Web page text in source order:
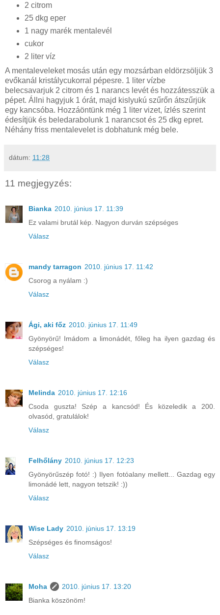
2 citrom
25 dkg eper
1 nagy marék mentalevél
cukor
2 liter víz
A mentaleveleket mosás után egy mozsárban eldörzsöljük 3
evőkanál kristálycukorral pépesre. 1 liter vízbe
belecsavarjuk 2 citrom és 1 narancs levét és hozzátesszük a
pépet. Állni hagyjuk 1 órát, majd kislyukú szűrőn átszűrjük
egy kancsóba. Hozzáöntünk még 1 liter vizet, ízlés szerint
édesítjük és beledarabolunk 1 narancsot és 25 dkg epret.
Néhány friss mentalevelet is dobhatunk még bele.
dátum: 11:28
11 megjegyzés:
Bianka 2010. június 17. 11:39
Ez valami brutál kép. Nagyon durván szépséges
Válasz
mandy tarragon 2010. június 17. 11:42
Csorog a nyálam :)
Válasz
Ági, aki főz 2010. június 17. 11:49
Gyönyörű! Imádom a limonádét, főleg ha ilyen gazdag és
szépséges!
Válasz
Melinda 2010. június 17. 12:16
Csoda guszta! Szép a kancsód! És közeledik a 200.
olvasód, gratulálok!
Válasz
Felhőlány 2010. június 17. 12:23
Gyönyörűszép fotó! :) Ilyen fotóalany mellett... Gazdag egy
limonádé lett, nagyon tetszik! :))
Válasz
Wise Lady 2010. június 17. 13:19
Szépséges és finomságos!
Válasz
Moha
2010. június 17. 13:20
Bianka köszönöm!